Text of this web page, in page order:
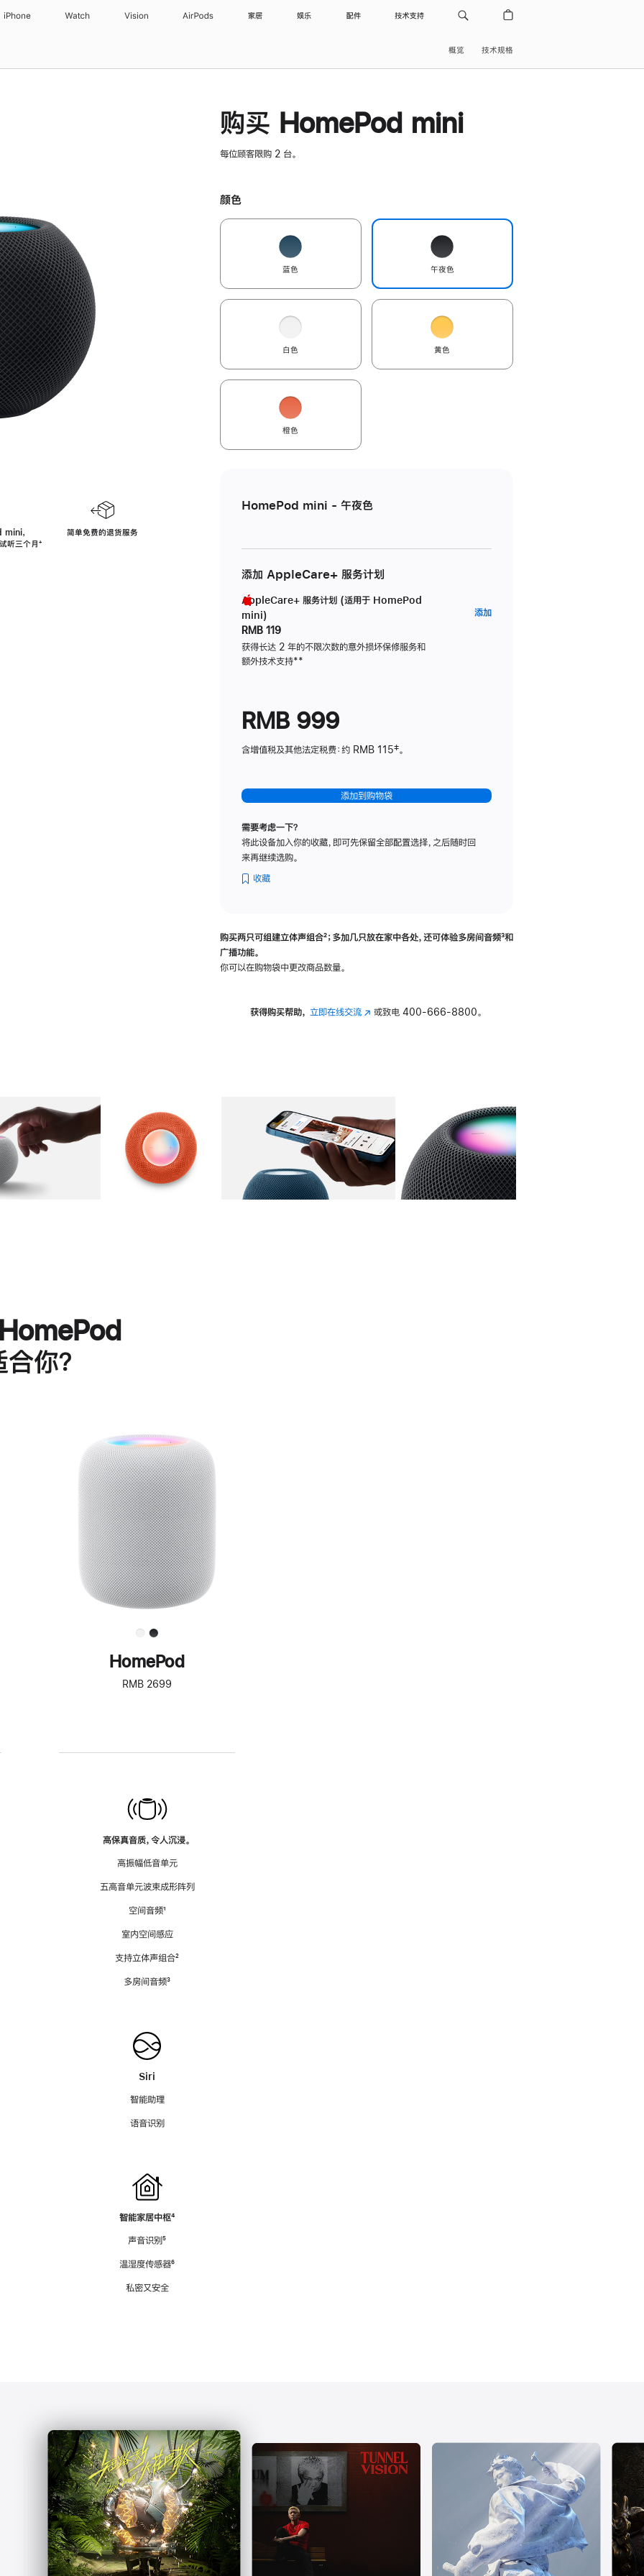
iPhone Watch Vision AirPods 家居 娱乐 配件 技术支持
概览 技术规格
，
听三个月脚
⁺
简单免费的退货服务
购买 HomePod mini
每位顾客限购 2 台。
颜色
蓝色 午夜色
白色 黄色
橙色
HomePod mini - 午夜色
添加 AppleCare+ 服务计划
AppleCare+ 服务计划 (适用于 HomePod
mini)
RMB 119
获得长达 2 年的不限次数的意外损坏保修服务和
额外技术支持脚
**
添加AppleCare+
RMB 999
含增值税及其他法定税费：约 RMB 115‡。
添加到购物袋
需要考虑一下？
将此设备加入你的收藏，即可先保留全部配置选择，之后随时回
来再继续选购。
收藏
购买两只可组建立体声组合脚
²；多加几只放在家中各处，还可体验多‍房‍间音频脚
³和
广播功能。
你可以在购物袋中更改商品数量。
获得购买帮助， 立即在线交流(在 或致电 400-666-8800。
图库 图像 图库 图像 图库 图像 4 图库 图像 5
你？
进
一
步
了
解
HomePod<
HomePod
RMB 2699
高保真音质，令人沉浸。
高振幅低音单元
五高音单元波束成形阵列
空间音频脚
¹
室内空间感应
支持立体声组合脚
²
多房间音频脚
³
Siri
智能助理
语音识别
智能家居中枢脚
⁴
声音识别脚
⁵
温湿度传感器脚
⁶
私密又安全